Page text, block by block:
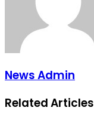
News Admin
Related Articles